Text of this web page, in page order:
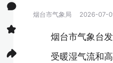
烟台市气象局 2026-07-
烟台市气象台
受暖湿气流和